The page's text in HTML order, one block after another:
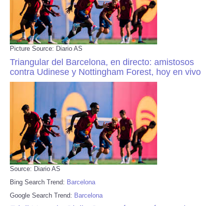
Picture Source: Diario AS
Triangular del Barcelona, en directo: amistosos
contra Udinese y Nottingham Forest, hoy en vivo
Source: Diario AS
Bing Search Trend: Barcelona
Google Search Trend: Barcelona